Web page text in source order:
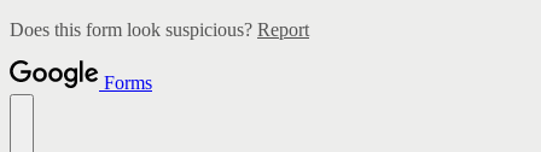
Does this form look suspicious? Report
Forms